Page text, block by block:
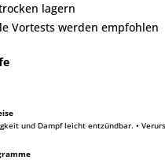
lagern
Vortests werden empfohlen
und Dampf leicht entzündbar. •